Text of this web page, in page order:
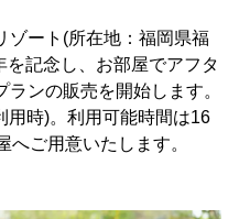
ゾート(所在地：福岡県福
記念し、お部屋でアフタ
ンの販売を開始します。
用時)。利用可能時間は16
へご用意いたします。